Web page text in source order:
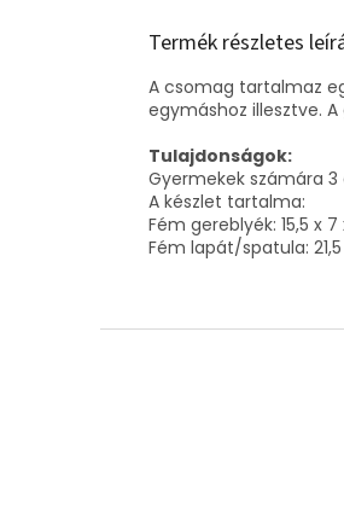
Termék részletes
A csomag tartalmaz
egymáshoz illesztve. A
Tulajdonságok:
Gyermekek számára
A készlet tartalma:
Fém gereblyék: 15,5 x
Fém lapát/spatula: